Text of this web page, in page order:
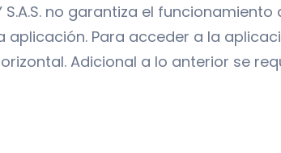
S.A.S. no garantiza el
Para acceder a la
Adicional a lo anterior se